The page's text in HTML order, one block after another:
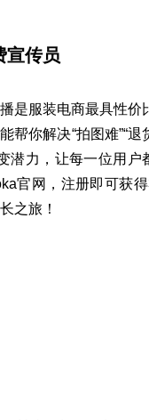
宣传员
是服装电商最具性价
帮你解决“拍图难”“退
潜力，让每一位用户
官网，注册即可获
之旅！